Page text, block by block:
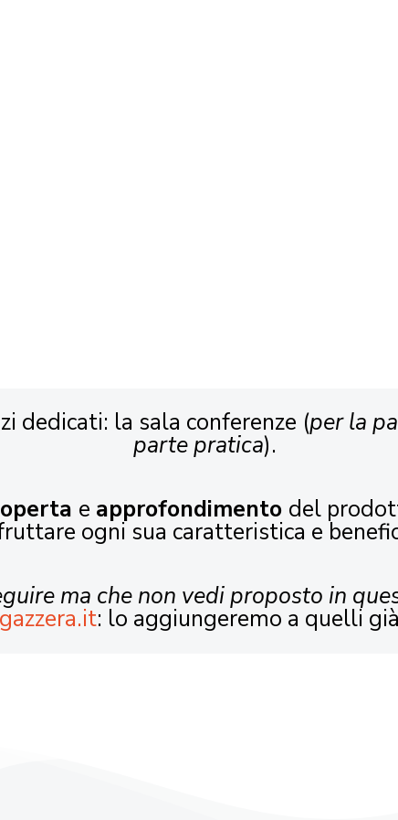
dedicati: la sala conferenze (per la
parte pratica).
e approfondimento del
ogni sua caratteristica e
ma che non vedi proposto in
: lo aggiungeremo a quelli